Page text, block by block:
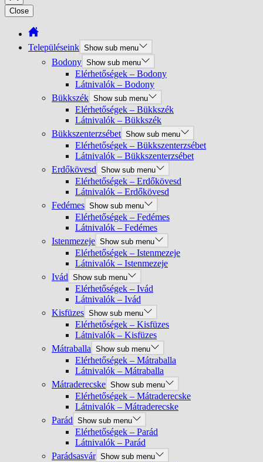
Close
Településeink Show sub menu
Bodony Show sub menu
Elérhetőségek – Bodony
Látnivalók – Bodony
Bükkszék Show sub menu
Elérhetőségek – Bükkszék
Látnivalók – Bükkszék
Bükkszenterzsébet Show sub menu
Elérhetőségek – Bükkszenterzsébet
Látnivalók – Bükkszenterzsébet
Erdőkövesd Show sub menu
Elérhetőségek – Erdőkövesd
Látnivalók – Erdőkövesd
Fedémes Show sub menu
Elérhetőségek – Fedémes
Látnivalók – Fedémes
Istenmezeje Show sub menu
Elérhetőségek – Istenmezeje
Látnivalók – Istenmezeje
Ivád Show sub menu
Elérhetőségek – Ivád
Látnivalók – Ivád
Kisfüzes Show sub menu
Elérhetőségek – Kisfüzes
Látnivalók – Kisfüzes
Mátraballa Show sub menu
Elérhetőségek – Mátraballa
Látnivalók – Mátraballa
Mátraderecske Show sub menu
Elérhetőségek – Mátraderecske
Látnivalók – Mátraderecske
Parád Show sub menu
Elérhetőségek – Parád
Látnivalók – Parád
Parádsasvár Show sub menu